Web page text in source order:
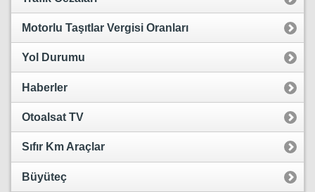
Motorlu Taşıtlar Vergisi Oranları
Yol Durumu
Haberler
Otoalsat TV
Sıfır Km Araçlar
Büyüteç